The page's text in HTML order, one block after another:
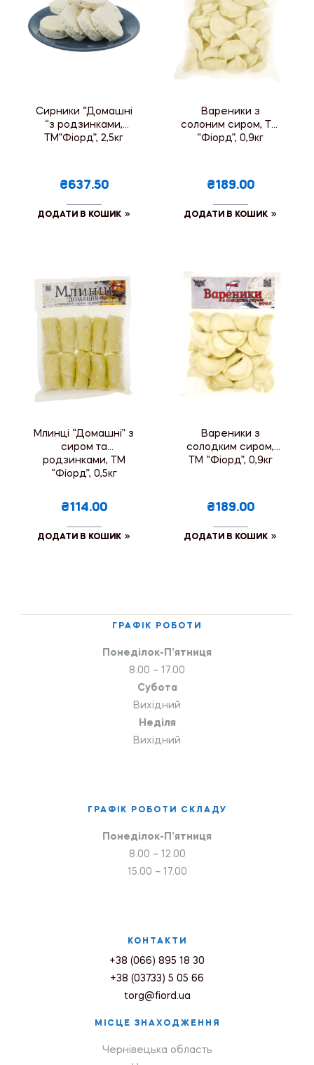
Сирники “Домашні
“з родзинками,
ТМ”Фіорд”, 2,5кг
₴637.50
ДОДАТИ В КОШИК
Вареники з
солоним сиром, ТМ
“Фіорд”, 0,9кг
₴189.00
ДОДАТИ В КОШИК
Млинці “Домашні” з
сиром та
родзинками, ТМ
“Фіорд”, 0,5кг
₴114.00
ДОДАТИ В КОШИК
Вареники з
солодким сиром,
ТМ “Фіорд”, 0,9кг
₴189.00
ДОДАТИ В КОШИК
ГРАФІК РОБОТИ
Понеділок-П’ятниця
8.00 – 17.00
Субота
Вихідний
Неділя
Вихідний
ГРАФІК РОБОТИ СКЛАДУ
Понеділок-П’ятниця
8.00 – 12.00
15.00 – 17.00
КОНТАКТИ
+38 (066) 895 18 30
+38 (03733) 5 05 66
torg@fiord.ua
МІСЦЕ ЗНАХОДЖЕННЯ
Чернівецька область